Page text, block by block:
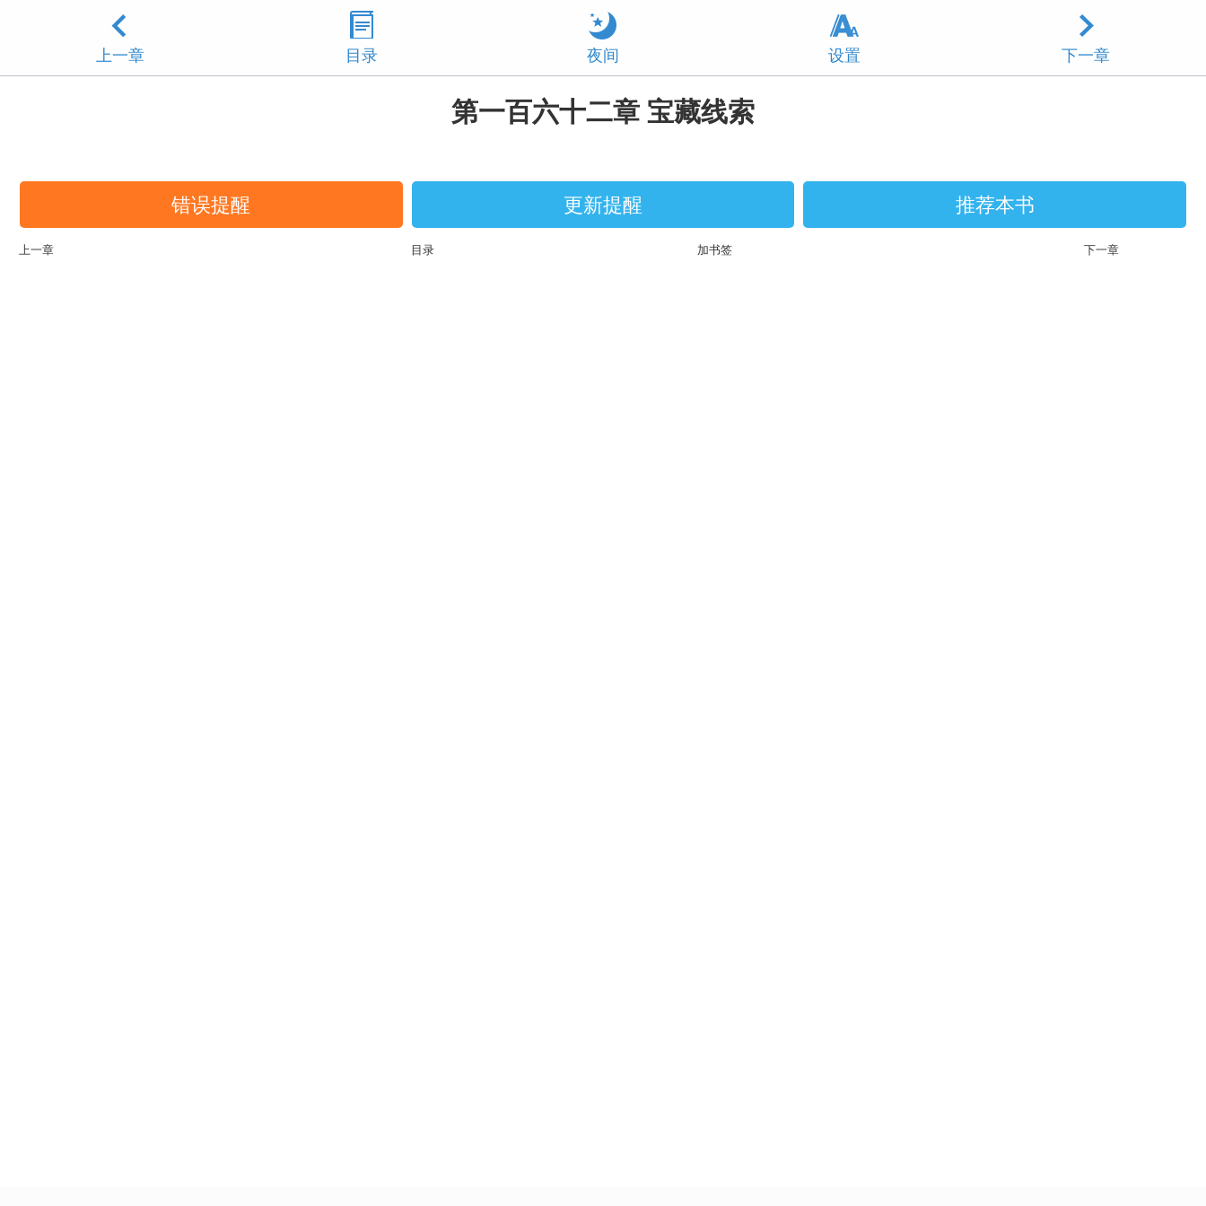
上一章 目录 夜间 设置 下一章
第一百六十二章 宝藏线索
错误提醒 更新提醒 推荐本书
上一章 目录 加书签 下一章